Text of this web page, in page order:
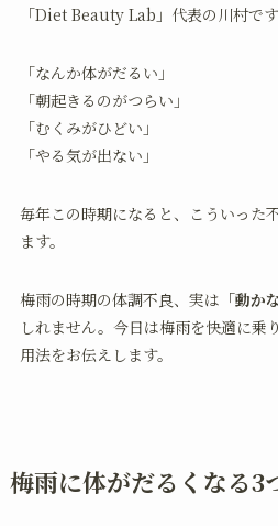
「Diet Beauty Lab」代表の川村です
「なんか体がだるい」
「朝起きるのがつらい」
「むくみがひどい」
「やる気が出ない」
毎年この時期になると、こういった
ます。
梅雨の時期の体調不良、実は 「動
しれません。今日は梅雨を快適に乗
用法をお伝えします。
梅雨に体がだるくなる3